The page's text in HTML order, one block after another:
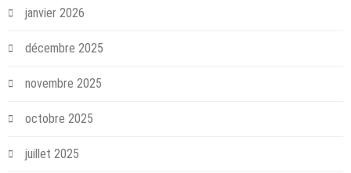
janvier 2026
décembre 2025
novembre 2025
octobre 2025
juillet 2025